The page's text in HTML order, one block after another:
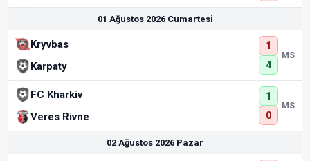
01 Ağustos 2026 Cumartesi
Kryvbas
Karpaty
1
4
MS
FC Kharkiv
Veres Rivne
1
0
MS
02 Ağustos 2026 Pazar